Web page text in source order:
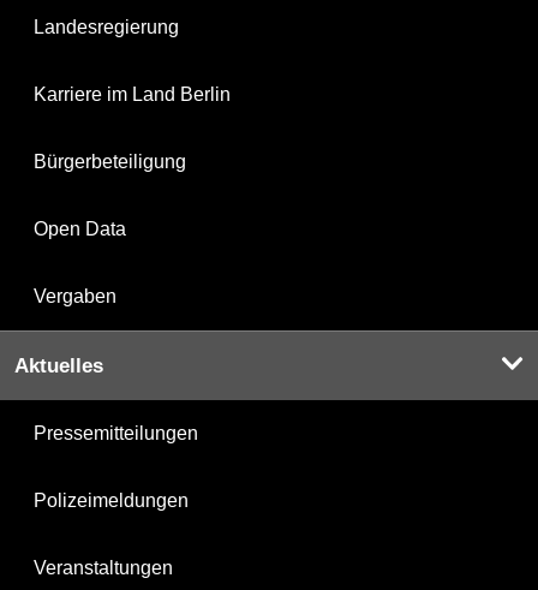
Landesregierung
Karriere im Land Berlin
Bürgerbeteiligung
Open Data
Vergaben
Aktuelles
Pressemitteilungen
Polizeimeldungen
Veranstaltungen